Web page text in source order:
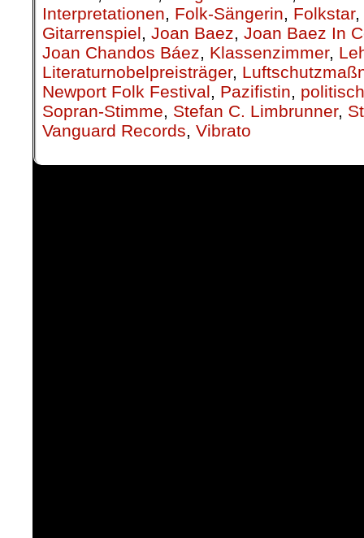
Interpretationen, Folk-Sängerin, Folkstar,
Gitarrenspiel, Joan Baez, Joan Baez In
Joan Chandos Báez, Klassenzimmer,
Literaturnobelpreisträger,
Newport Folk Festival, Pazifistin,
Sopran-Stimme, Stefan C. Limbrunner,
Vanguard Records, Vibrato